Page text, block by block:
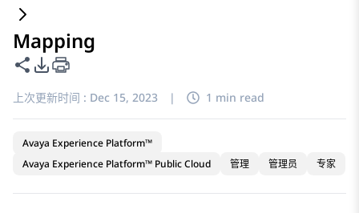
Mapping
共享此页面
PDF 导出选项
上次更新时间 : Dec 15, 2023 | 1 min read
Avaya Experience Platform™
Avaya Experience Platform™ Public Cloud
管理 管理员 专家